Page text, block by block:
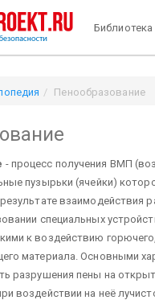
Библиотека
Пенообразование
- процесс получения ВМП
пузырьки (ячейки)
взаимодействия
специальных
к воздействию
материала. Основными
разрушения пены на
воздействии на неё